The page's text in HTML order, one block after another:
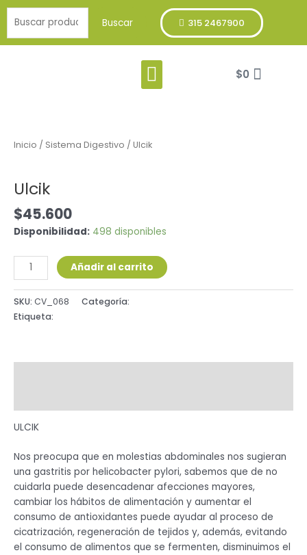
contenido
por:
Buscar 315 2467900
Menu $0
Inicio / Sistema Digestivo / Ulcik
Ulcik
$45.600
Disponibilidad: 498 disponibles
Añadir al carrito
SKU: CV_068 Categoría:
Etiqueta:
ULCIK
Nos preocupa que en molestias abdominales nos sugieran
una gastritis por helicobacter pylori, sabemos que de no
cuidarla puede desencadenar afecciones mayores,
cambiar los hábitos de alimentación y aumentar el
consumo de antioxidantes puede ayudar al proceso de
cicatrización, regeneración de tejidos y, además, evitando
el consumo de alimentos que se fermenten, disminuimos el